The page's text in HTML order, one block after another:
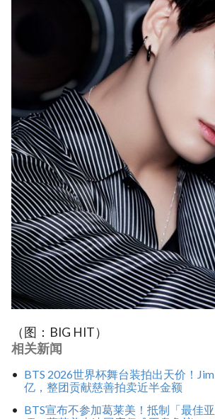
（图：BIG HIT）
相关新闻
BTS 2026世界杯舞台装拍出天价！
亿，整团贡献慈善拍卖近半金额
BTS宣布不参加葛莱美！抵制「最佳